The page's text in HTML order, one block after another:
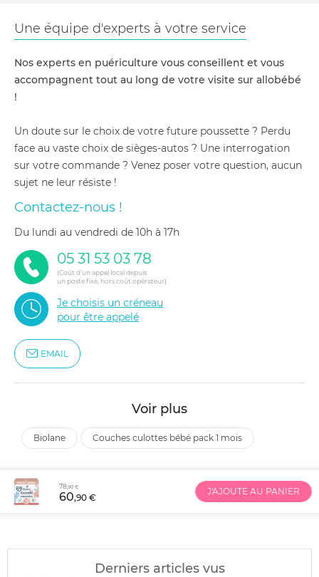
Une équipe d'experts à votre service
Nos experts en puériculture vous conseillent et vous
accompagnent tout au long de votre visite sur allobébé
!
Un doute sur le choix de votre future poussette ? Perdu
face au vaste choix de sièges-autos ? Une interrogation
sur votre commande ? Venez poser votre question, aucun
sujet ne leur résiste !
Contactez-nous !
du lundi au vendredi de 10h à 17h
05 31 53 03 78
(Coût d'un appel local depuis
un poste fixe, hors coût opérateur)
Je choisis un créneau
pour être appelé
EMAIL
Voir plus
biolane couches culottes bébé pack 1 mois
78,90 €
60,90 €
J'AJOUTE AU PANIER
Derniers articles vus